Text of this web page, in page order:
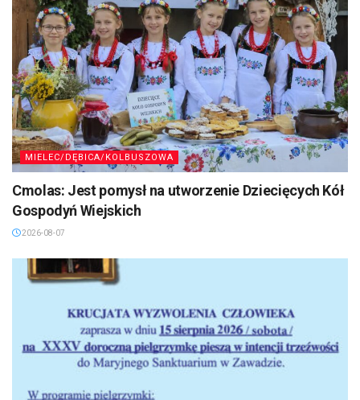
MIELEC/DĘBICA/KOLBUSZOWA
Cmolas: Jest pomysł na utworzenie Dziecięcych Kół
Gospodyń Wiejskich
2026-08-07